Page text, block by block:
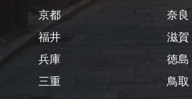
京都
福井
兵庫
三重
奈良
滋賀
徳島
鳥取